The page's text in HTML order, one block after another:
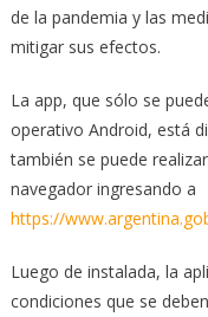
de la pandemia y las
mitigar sus efectos.
La app, que sólo se
operativo Android, está
también se puede
navegador ingresando a
https://
Luego de instalada, la
condiciones que se